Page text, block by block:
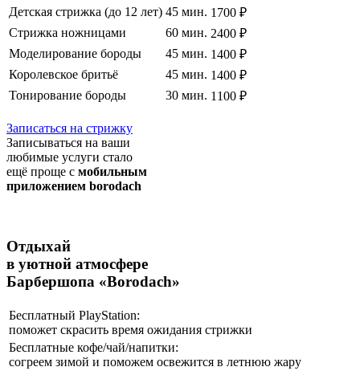
Детская стрижка (до 12 лет) 45 мин. 1700 ₽
Стрижка ножницами
60 мин. 2400 ₽
Моделирование бороды
45 мин. 1400 ₽
Королевское бритьё
45 мин. 1400 ₽
Тонирование бороды
30 мин. 1100 ₽
Записаться на стрижку
Записываться на ваши
любимые услуги стало
ещё проще с мобильным
приложением borodach
Отдыхай
в уютной атмосфере
Барбершопа «Borodach»
Бесплатный PlayStation:
поможет скрасить время ожидания стрижки
Бесплатные кофе/чай/напитки:
согреем зимой и поможем освежится в летнюю жару